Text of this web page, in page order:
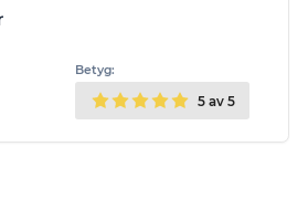
Betyg:
5 av 5